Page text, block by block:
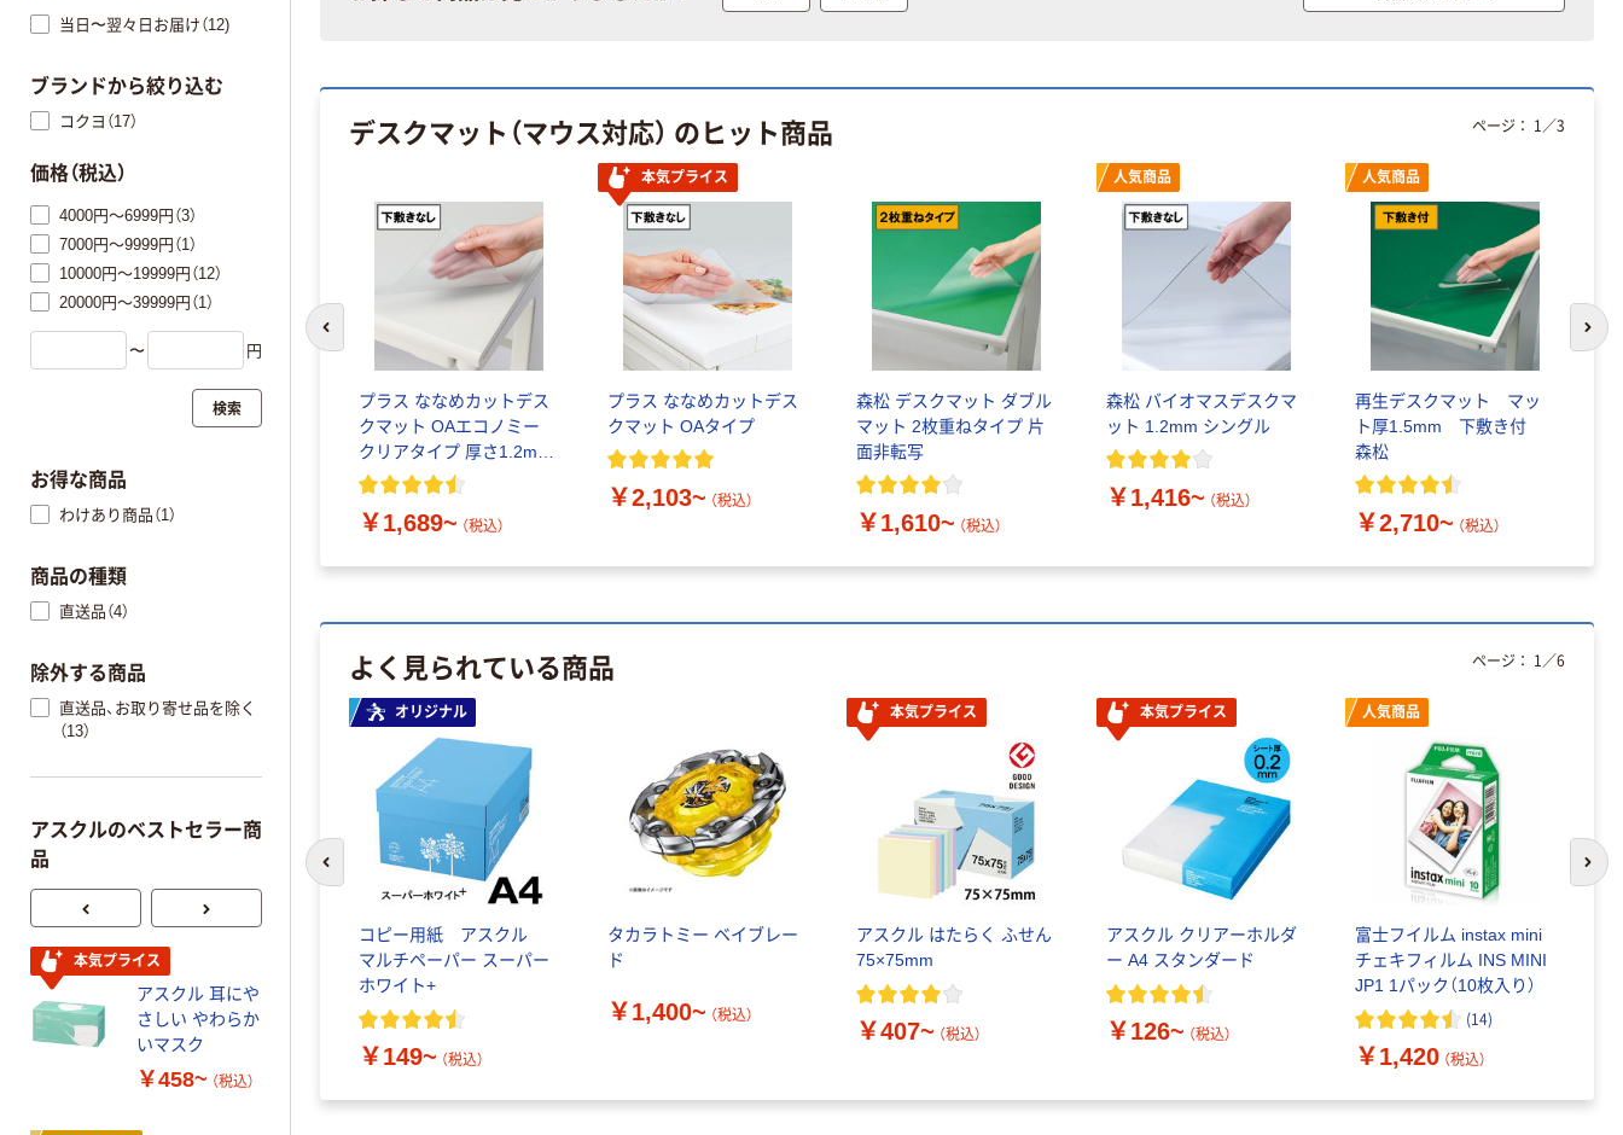
デスクマット（マウス対応） のヒット商品
プラス ななめカットデス
クマット OAエコノミー
クリアタイプ 厚さ1.2mm
下敷きなし
￥1,689~ （税込）
本気プライス
プラス ななめカットデス
クマット OAタイプ
￥2,103~ （税込）
森松 デスクマット ダブル
マット 2枚重ねタイプ 片
面非転写
￥1,610~ （税込）
人気商品
森松 バイオマスデスクマ
ット 1.2mm シングル
￥1,416~ （税込）
人気商品
再生デスクマット マッ
ト厚1.5mm 下敷き付
森松
￥2,710~ （税込）
ページ： 1 ／3
前のスライドへ 次
よく見られている商品
オリジナル
コピー用紙 アスクル
マルチペーパー スーパー
ホワイト+
￥149~ （税込）
タカラトミー ベイブレー
ド
￥1,400~ （税込）
本気プライス
アスクル はたらく ふせん
75×75mm
￥407~ （税込）
本気プライス
アスクル クリアーホルダ
ー A4 スタンダード
￥126~ （税込）
人気商品
富士フイルム instax mini
チェキフィルム INS MINI
JP1 1パック（10枚入り）
(14)
￥1,420 （税込）
ページ： 1 ／6
前のスライドへ 次
当日〜翌々日お届け（12)
ブランドから絞り込む
コクヨ（17）
価格（税込）
4000円～6999円（3）
7000円～9999円（1）
10000円～19999円（12）
20000円～39999円（1）
〜 円
検索
お得な商品
わけあり商品（1）
商品の種類
直送品（4）
除外する商品
直送品、お取り寄せ品を除く
（13）
アスクルのベストセラー商
品
本気プライス
アスクル 耳にや
さしい やわらか
いマスク
￥458~ （税込）
人気商品
サントリー 天然
水 ミネラルウォ
ーター ペットボ
トル
オリジナル
ファーストレイ
本気プライス
アスクル 耳にや
さしい やわらか
いマスク